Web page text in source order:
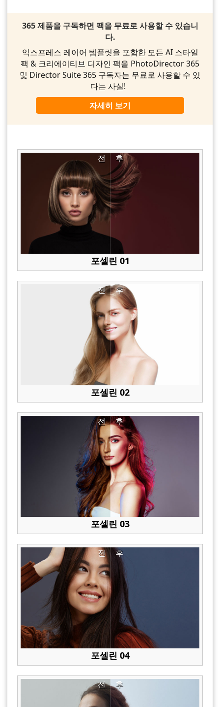
365 제품을 구독하면 팩을 무료로 사용할 수 있습니
다.
익스프레스 레이어 템플릿을 포함한 모든 AI 스타일
팩 & 크리에이티브 디자인 팩을 PhotoDirector 365
및 Director Suite 365 구독자는 무료로 사용할 수 있
다는 사실!
자세히 보기
후
전
포셀린 01
후
전
포셀린 02
후
전
포셀린 03
후
전
포셀린 04
후
전